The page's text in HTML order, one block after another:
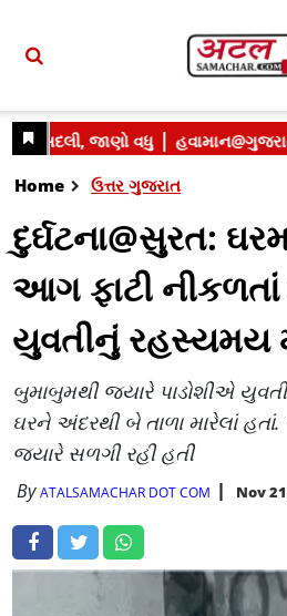
Home ઉત્તર ગુજરાત
દુર્ઘટના@સુરત:
આગ ફાટી નીકળતાં
યુવતીનું રહસ્યમય
બુમાબુમથી જ્યારે પાડોશીએ
ઘરને અંદરથી બે તાળા મારેલાં
જ્યારે સળગી રહી હતી
ByATALSAMACHAR DOT COM Nov